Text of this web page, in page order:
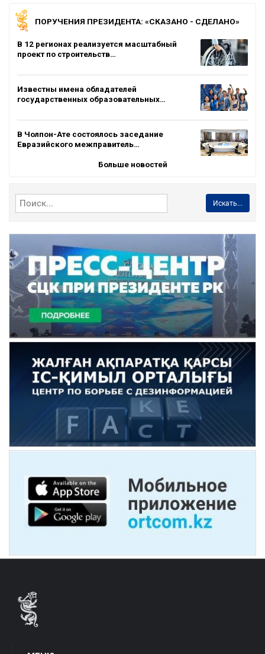
ПОРУЧЕНИЯ ПРЕЗИДЕНТА: «СКАЗАНО - СДЕЛАНО»
В 12 регионах реализуется масштабный
проект по строительств…
Известны имена обладателей
государственных образовательных…
В Чолпон-Ате состоялось заседание
Евразийского межправитель…
Больше новостей
Искать...